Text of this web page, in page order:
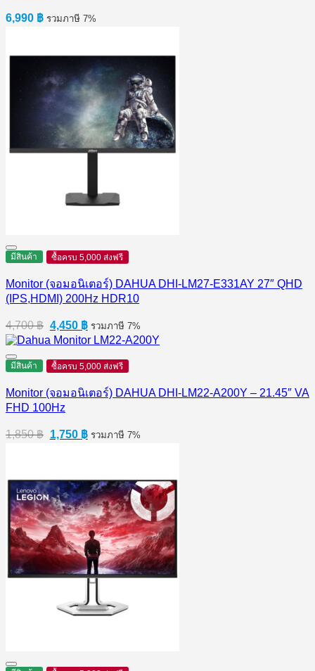
6,990 ฿ รวมภาษี 7%
มีสินค้า ซื้อครบ 5,000 ส่งฟรี
Monitor (จอมอนิเตอร์) DAHUA DHI-LM27-E331AY 27″ QHD
(IPS,HDMI) 200Hz HDR10
4,700฿ Original
price
was:
4,700 ฿.
4,450 ฿Current
price
is:
4,450 ฿.
รวมภาษี 7%
มีสินค้า ซื้อครบ 5,000 ส่งฟรี
Monitor (จอมอนิเตอร์) DAHUA DHI-LM22-A200Y – 21.45″ VA
FHD 100Hz
1,850฿ Original
price
1,750 ฿Current
price
รวมภาษี 7%